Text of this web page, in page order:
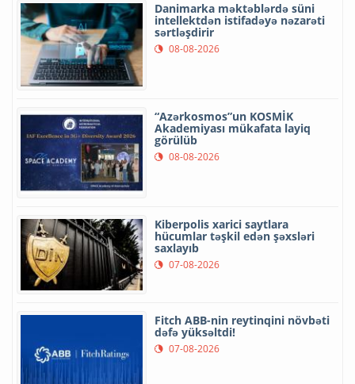
Danimarka məktəblərdə süni
intellektdən istifadəyə nəzarəti
sərtləşdirir
08-08-2026
“Azərkosmos”un KOSMİK
Akademiyası mükafata layiq
görülüb
08-08-2026
Kiberpolis xarici saytlara
hücumlar təşkil edən şəxsləri
saxlayıb
07-08-2026
Fitch ABB-nin reytinqini növbəti
dəfə yüksəltdi!
07-08-2026